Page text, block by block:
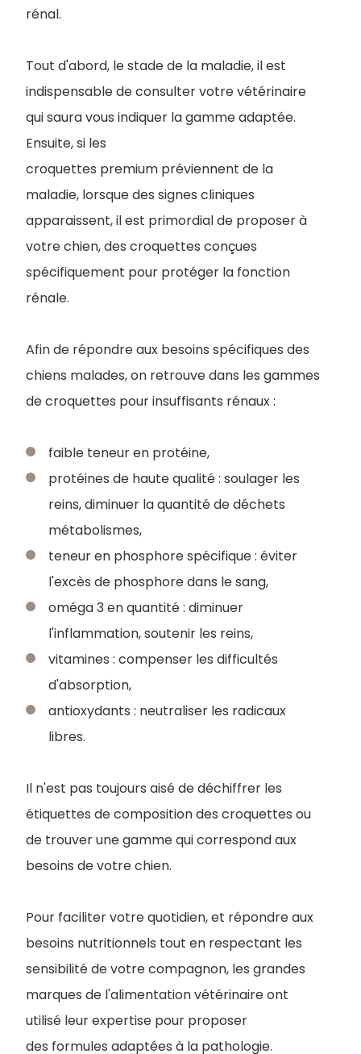
rénal.
Tout d'abord, le stade de la maladie, il est
indispensable de consulter votre vétérinaire
qui saura vous indiquer la gamme adaptée.
Ensuite, si les
croquettes premium préviennent de la
maladie, lorsque des signes cliniques
apparaissent, il est primordial de proposer à
votre chien, des croquettes conçues
spécifiquement pour protéger la fonction
rénale.
Afin de répondre aux besoins spécifiques des
chiens malades, on retrouve dans les gammes
de croquettes pour insuffisants rénaux :
faible teneur en protéine,
protéines de haute qualité : soulager les
reins, diminuer la quantité de déchets
métabolismes,
teneur en phosphore spécifique : éviter
l'excès de phosphore dans le sang,
oméga 3 en quantité : diminuer
l'inflammation, soutenir les reins,
vitamines : compenser les difficultés
d'absorption,
antioxydants : neutraliser les radicaux
libres.
Il n'est pas toujours aisé de déchiffrer les
étiquettes de composition des croquettes ou
de trouver une gamme qui correspond aux
besoins de votre chien.
Pour faciliter votre quotidien, et répondre aux
besoins nutritionnels tout en respectant les
sensibilité de votre compagnon, les grandes
marques de l'alimentation vétérinaire ont
utilisé leur expertise pour proposer
des formules adaptées à la pathologie.